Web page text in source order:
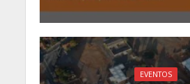
EVENTOS